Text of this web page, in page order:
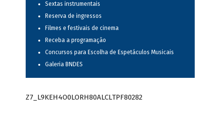
Sextas instrumentais
Reserva de ingressos
Filmes e festivais de cinema
Receba a programação
Concursos para Escolha de Espetáculos Musicais
Galeria BNDES
Z7_L9KEH4O0LORH80ALCLTPF80282